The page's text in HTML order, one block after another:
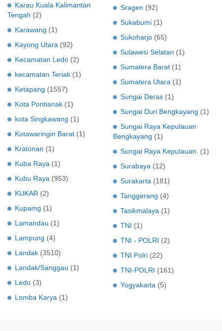
Karau Kuala Kalimantan
Tengah (2)
Karawang (1)
Kayong Utara (92)
Kecamatan Ledo (2)
kecamatan Teriak (1)
Ketapang (1557)
Kota Pontianak (1)
kota Singkawang (1)
Kotawaringin Barat (1)
Kratonan (1)
Kuba Raya (1)
Kubu Raya (953)
KUKAR (2)
Kupamg (1)
Lamandau (1)
Lampung (4)
Landak (3510)
Landak/Sanggau (1)
Ledo (3)
Lomba Karya (1)
Sragen (92)
Sukabumi (1)
Sukoharjo (65)
Sulawesi Selatan (1)
Sumatera Barat (1)
Sumatera Utara (1)
Sungai Deras (1)
Sungai Duri Bengkayang (1)
Sungai Raya Kepulauan
Bengkayang (1)
Sungai Raya Kepulauan.
(1)
Surabaya (12)
Surakarta (181)
Tanggerang (4)
Tasikmalaya (1)
TNI (1)
TNI - POLRI (2)
TNI Polri (22)
TNI-POLRI (161)
Yogyakarta (5)